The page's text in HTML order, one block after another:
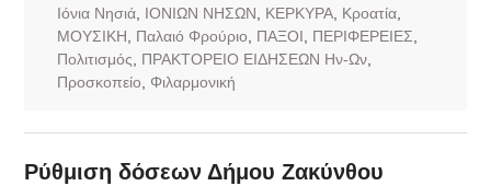
Ιόνια Νησιά, ΙΟΝΙΩΝ ΝΗΣΩΝ ΚΕΡΚΥΡΑ, Κροατία,
ΜΟΥΣΙΚΗ
Παλαιό Φρούριο ΠΑΞΟΙ ΠΕΡΙΦΕΡΕΙΕΣ
Πολιτισμός
ΠΡΑΚΤΟΡΕΙΟ ΕΙΔΗΣΕΩΝ Ην-Ων,
Προσκοπείο
Φιλαρμονική
Ρύθμιση δόσεων Δήμου Ζακύνθου